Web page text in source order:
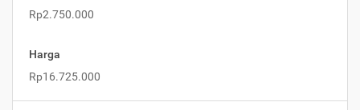
Rp2.750.000
Harga
Rp16.725.000